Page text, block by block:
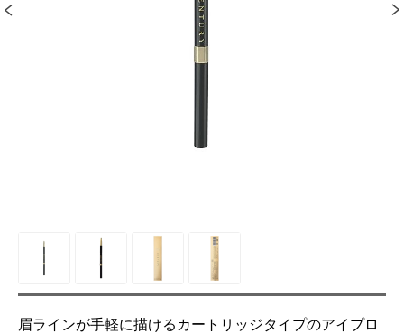
眉ラインが手軽に描けるカートリッジタイプのアイプロ